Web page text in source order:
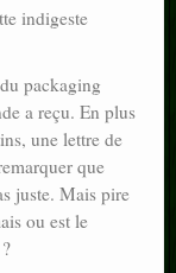
indigeste
packaging
a reçu. En plus
une lettre de
que
juste. Mais pire
ou est le